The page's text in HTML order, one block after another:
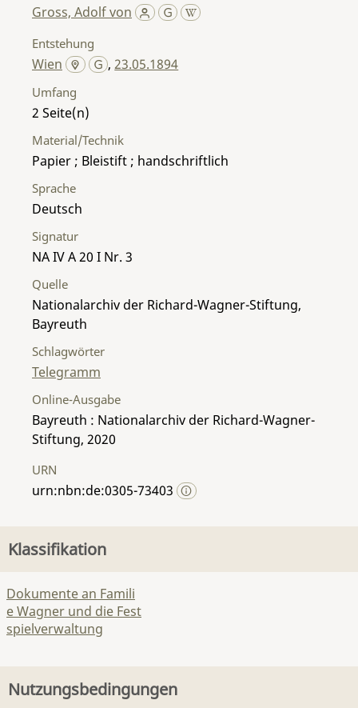
Gross, Adolf von
Entstehung
Wien ,23.05.1894
Umfang
2
Material/Technik
Papier ; Bleistift ; handschriftlich
Sprache
Deutsch
Signatur
NA IV A 20 I Nr. 3
Quelle
Nationalarchiv der Richard-Wagner-Stiftung,
Bayreuth
Schlagwörter
Telegramm
Online-Ausgabe
Bayreuth : Nationalarchiv der Richard-Wagner-
Stiftung, 2020
URN
urn:nbn:de:0305-73403
Klassifikation
Dokumente an Famili
e Wagner und die Fest
spielverwaltung
Nutzungsbedingungen